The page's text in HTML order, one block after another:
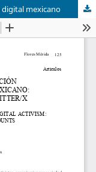
digital mexicano